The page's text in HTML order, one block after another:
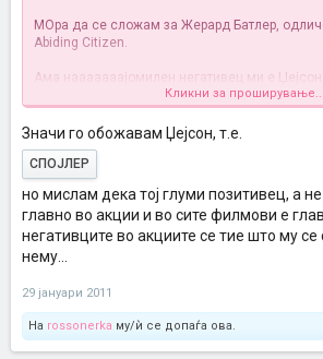
МОра да се сложам за Жерард Батлер,
Abiding Citizen.
Aма нааааааајомилен негативец ми е Џејсон
Иако неговата улога е на граница за
Ама сепак е најдобриот можен транспортер
Кликни за проширување...
Значи го обожавам Џејсон, т.е.
СПОЈЛЕР
но мислам дека тој глуми позитивец, а
главно во акции и во сите филмови е
негативците во акциите се тие што му се
нему...
29 јануари 2011
На rossonerka му/ѝ се допаѓа ова.